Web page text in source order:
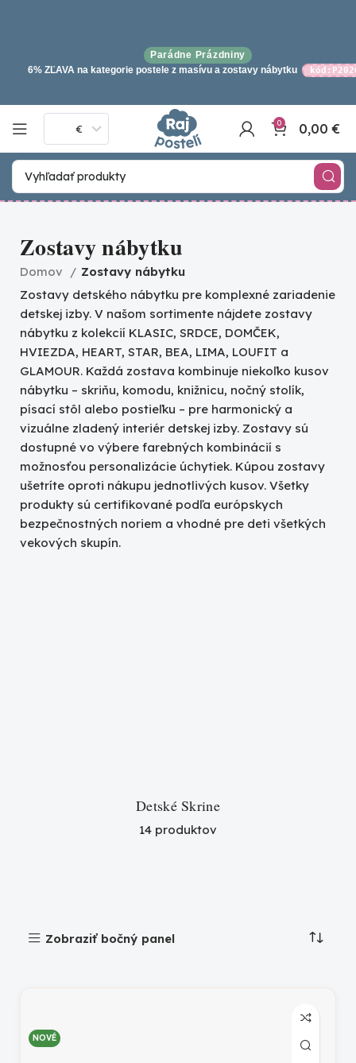
Parádne Prázdniny
6% ZĽAVA na kategorie postele z masívu a zostavy nábytku
€ 0 0,00€
Zostavy nábytku
Domov
Zostavy nábytku
Zostavy detského nábytku pre komplexné zariadenie
detskej izby. V našom sortimente nájdete zostavy
nábytku z kolekcií KLASIC, SRDCE, DOMČEK,
HVIEZDA, HEART, STAR, BEA, LIMA, LOUFIT a
GLAMOUR. Každá zostava kombinuje niekoľko kusov
nábytku – skriňu, komodu, knižnicu, nočný stolík,
písací stôl alebo postieľku – pre harmonický a
vizuálne zladený interiér detskej izby. Zostavy sú
dostupné vo výbere farebných kombinácií s
možnosťou personalizácie úchytiek. Kúpou zostavy
ušetríte oproti nákupu jednotlivých kusov. Všetky
produkty sú certifikované podľa európskych
bezpečnostných noriem a vhodné pre deti všetkých
vekových skupín.
Detské Skrine
14 produktov
Zobraziť bočný panel
NOVÉ